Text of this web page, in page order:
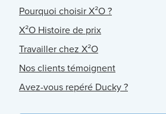
Pourquoi choisir X²O ?
X²O Histoire de prix
Travailler chez X²O
Nos clients témoignent
Avez-vous repéré Ducky ?